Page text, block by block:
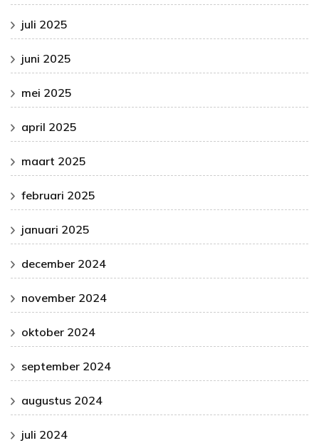
juli 2025
juni 2025
mei 2025
april 2025
maart 2025
februari 2025
januari 2025
december 2024
november 2024
oktober 2024
september 2024
augustus 2024
juli 2024